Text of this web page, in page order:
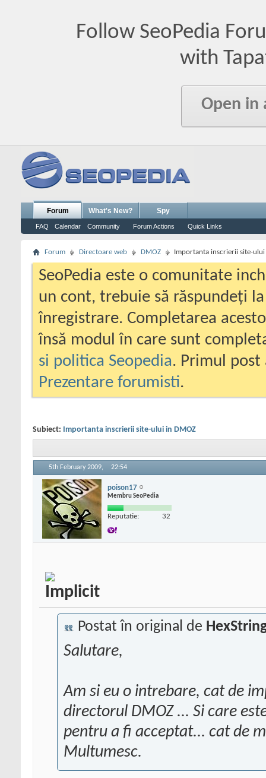
Follow SeoPedia
with
Open in
Forum
FAQ Calendar Community Forum Actions Quick Links
What's New? Spy
Forum Directoare web DMOZ Importanta inscrierii site-ului
SeoPedia este o comunitate
un cont, trebuie să răspundeți
înregistrare. Completarea
însă modul în care sunt
si politica Seopedia. Primul
Prezentare forumisti.
Subiect: Importanta inscrierii site-ului in DMOZ
5th February 2009, 22:54
poison17
Membru SeoPedia
Reputatie: 32
Postat în original de
Salutare,
Am si eu o intrebare, cat de
directorul DMOZ ... Si care
pentru a fi acceptat... cat de
Multumesc.